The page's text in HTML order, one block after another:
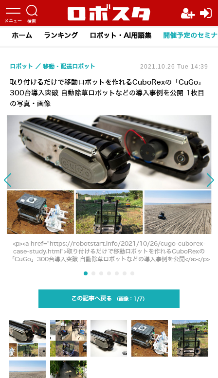
ホーム ランキング ロボット・AI用語集 開催予定のセミ
取り付けるだけで移動ロボットを作れるCuboRexの「CuGo」
300台導入突破 自動除草ロボットなどの導入事例を公開 1枚目
の写真・画像
ロボット 移動・配送ロボット 2021.10.26 Tue 14:39
<p><a href="https://robotstart.info/2021/10/26/cugo-cuborex-
case-study.html">取り付けるだけで移動ロボットを作れるCuboRexの
「CuGo」300台導入突破 自動除草ロボットなどの導入事例を公開</a></p>
この記事へ戻る 1/7